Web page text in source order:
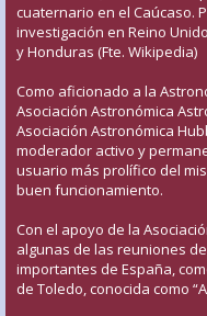
cuaternario en el Caúcaso.
investigación en Reino
y Honduras (Fte. Wikipedia)
Como aficionado a la
Asociación Astronómica
Asociación Astronómica
moderador activo y
usuario más prolífico del
buen funcionamiento.
Con el apoyo de la
algunas de las reuniones
importantes de España,
de Toledo, conocida como